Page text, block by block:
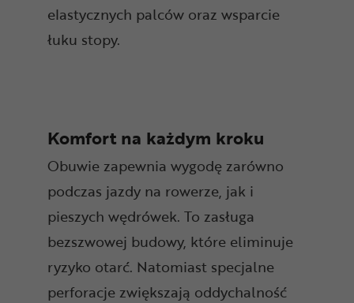
elastycznych palców oraz wsparcie
łuku stopy.
Komfort na każdym kroku
Obuwie zapewnia wygodę zarówno
podczas jazdy na rowerze, jak i
pieszych wędrówek. To zasługa
bezszwowej budowy, które eliminuje
ryzyko otarć. Natomiast specjalne
perforacje zwiększają oddychalność